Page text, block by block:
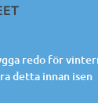
redo för
detta innan isen